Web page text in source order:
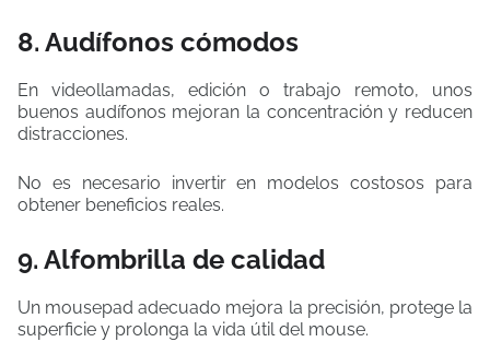
8. Audífonos cómodos
En videollamadas, edición o trabajo remoto, unos
buenos audífonos mejoran la concentración y reducen
distracciones.
No es necesario invertir en modelos costosos para
obtener beneficios reales.
9. Alfombrilla de calidad
Un mousepad adecuado mejora la precisión, protege la
superficie y prolonga la vida útil del mouse.